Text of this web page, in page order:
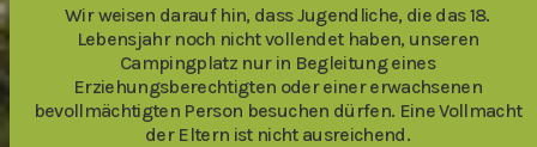
Wir weisen darauf hin, dass Jugendliche, die das 18.
Lebensjahr noch nicht vollendet haben, unseren
Campingplatz nur in Begleitung eines
Erziehungsberechtigten oder einer erwachsenen
bevollmächtigten Person besuchen dürfen. Eine Vollmacht
der Eltern ist nicht ausreichend.